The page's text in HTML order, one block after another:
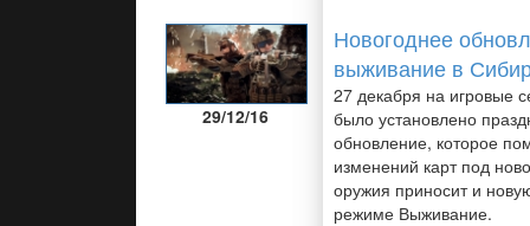
29/12/16
Новогоднее
выживание в
27 декабря на игровые
было установлено
обновление, которое
изменений карт под
оружия приносит и
режиме Выживание.